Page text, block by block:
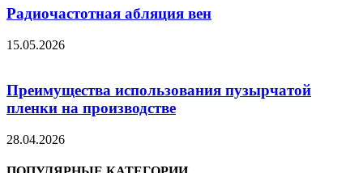
Радиочастотная абляция вен
15.05.2026
Преимущества использования пузырчатой
пленки на производстве
28.04.2026